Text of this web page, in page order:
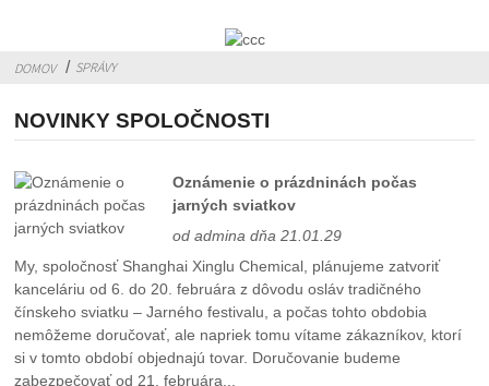
DOMOV SPRÁVY
NOVINKY SPOLOČNOSTI
Oznámenie o prázdninách počas
jarných sviatkov
od admina dňa 21.01.29
My, spoločnosť Shanghai Xinglu Chemical, plánujeme zatvoriť
kanceláriu od 6. do 20. februára z dôvodu osláv tradičného
čínskeho sviatku – Jarného festivalu, a počas tohto obdobia
nemôžeme doručovať, ale napriek tomu vítame zákazníkov, ktorí
si v tomto období objednajú tovar. Doručovanie budeme
zabezpečovať od 21. februára...